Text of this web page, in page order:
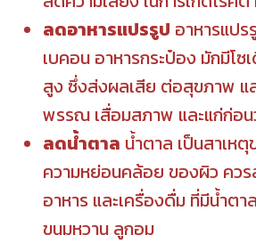
ลดอาหารแปรรูป อาหารแปร
เบคอน อาหารกระป๋อง มักมีโซ
สูง ซึ่งส่งผลเสีย ต่อสุขภาพ แ
พรรณ เสื่อมสภาพ และแก่ก่อ
ลดน้ำตาล น้ำตาล เป็นสาเห
ความหย่อนคล้อย ของผิว คว
อาหาร และเครื่องดื่ม ที่มีน้ำต
ขนมหวาน ลูกอม